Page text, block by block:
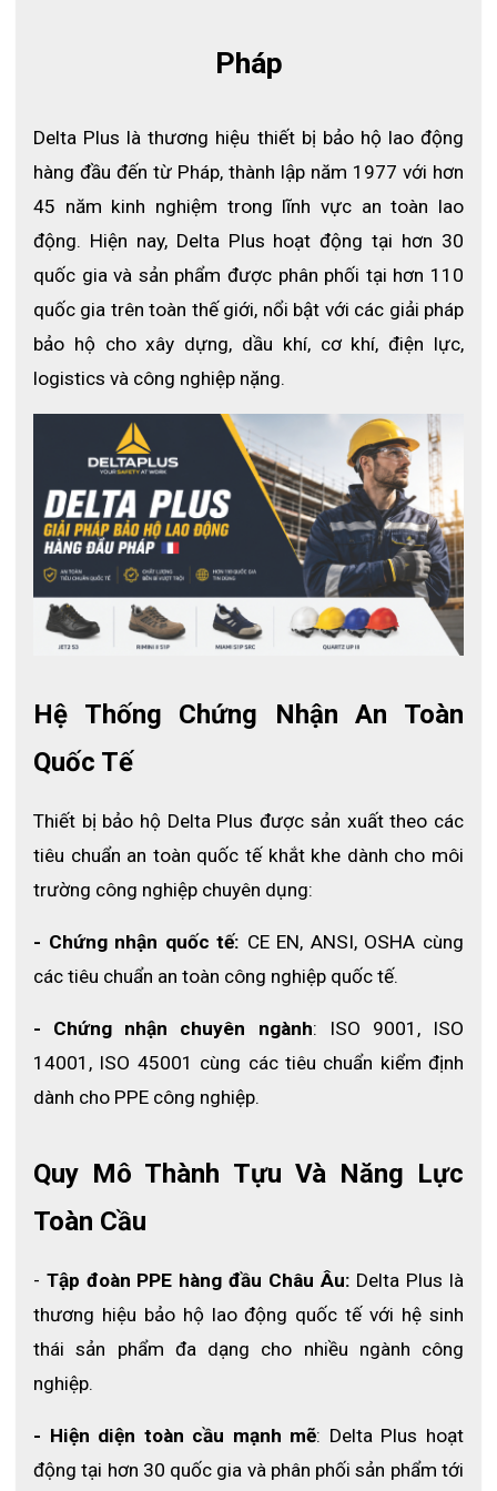
Với thiết kế chuyên biệt và lớp đệm chống rung dày, sản
phẩm giúp giảm thiểu tác động rung, tăng độ an toàn và
cải thiện hiệu suất làm việc.
2. Thông số kỹ thuật găng tay chống
- Thương hiệu: Delta Plus
- Xuất xứ: Trung Quốc
- Mã sản phẩm: VV904
- Chất liệu: 100% Polyester
- Gia cố: Nhựa nhiệt dẻo (TPR) mu bàn tay
- Lớp phủ: Mủ cao su tự nhiên
- Màu sắc: Vàng / Đen
chống rung Delta Plus VV904
Giảm rung hiệu quả, hạn chế tê tay khi làm
việc lâu
Pháp
Delta Plus là thương hiệu thiết bị bảo hộ lao động
hàng đầu đến từ Pháp, thành lập năm 1977 với hơn
45 năm kinh nghiệm trong lĩnh vực an toàn lao
động. Hiện nay, Delta Plus hoạt động tại hơn 30
quốc gia và sản phẩm được phân phối tại hơn 110
quốc gia trên toàn thế giới, nổi bật với các giải pháp
bảo hộ cho xây dựng, dầu khí, cơ khí, điện lực,
logistics và công nghiệp nặng.
Hệ Thống Chứng Nhận An Toàn
Quốc Tế
Thiết bị bảo hộ Delta Plus được sản xuất theo các
tiêu chuẩn an toàn quốc tế khắt khe dành cho môi
trường công nghiệp chuyên dụng:
- Chứng nhận quốc tế: CE EN, ANSI, OSHA cùng
các tiêu chuẩn an toàn công nghiệp quốc tế.
- Chứng nhận chuyên ngành: ISO 9001, ISO
14001, ISO 45001 cùng các tiêu chuẩn kiểm định
dành cho PPE công nghiệp.
Quy Mô Thành Tựu Và Năng Lực
Toàn Cầu
- Tập đoàn PPE hàng đầu Châu Âu: Delta Plus là
thương hiệu bảo hộ lao động quốc tế với hệ sinh
thái sản phẩm đa dạng cho nhiều ngành công
nghiệp.
- Hiện diện toàn cầu mạnh mẽ: Delta Plus hoạt
động tại hơn 30 quốc gia và phân phối sản phẩm tới